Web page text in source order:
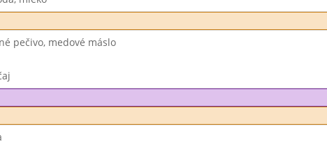
pečivo, medové máslo